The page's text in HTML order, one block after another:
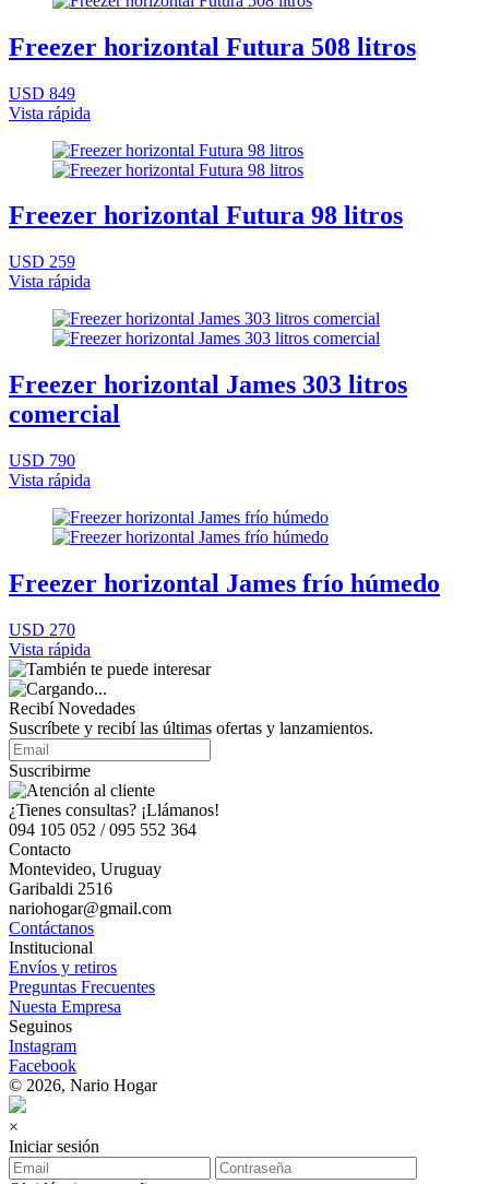
Freezer horizontal Futura 508 litros
USD 849
Vista rápida
Freezer horizontal Futura 98 litros
USD 259
Vista rápida
Freezer horizontal James 303 litros
comercial
USD 790
Vista rápida
Freezer horizontal James frío húmedo
USD 270
Vista rápida
Recibí Novedades
Suscríbete y recibí las últimas ofertas y lanzamientos.
Suscribirme
¿Tienes consultas? ¡Llámanos!
094 105 052 / 095 552 364
Contacto
Montevideo, Uruguay
Garibaldi 2516
nariohogar@gmail.com
Contáctanos
Institucional
Envíos y retiros
Preguntas Frecuentes
Nuesta Empresa
Seguinos
Instagram
Facebook
© 2026, Nario Hogar
×
Iniciar sesión